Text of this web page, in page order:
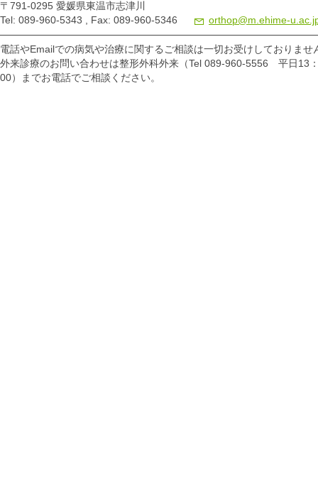
〒791-0295 愛媛県東温市志津川
Tel: 089-960-5343 , Fax: 089-960-5346
orthop@m.ehime-
電話やEmailでの病気や治療に関するご相談は一切お受けしておりませ
外来診療のお問い合わせは整形外科外来（Tel 089-960-5556 平日13
00）までお電話でご相談ください。